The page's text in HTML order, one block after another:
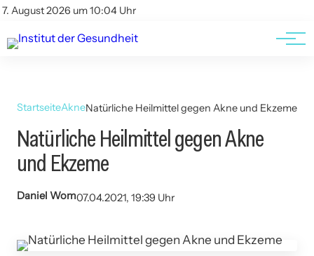
7. August 2026 um 10:04 Uhr
Kontakt
Kontakt
AGBs
StartseiteAkneNatürliche Heilmittel gegen Akne und Ekzeme
Natürliche Heilmittel gegen Akne
und Ekzeme
Daniel Wom07.04.2021, 19:39 Uhr